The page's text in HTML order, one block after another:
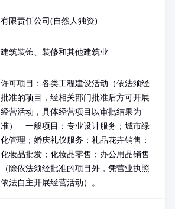
有限责任公司(自然人独资)
建筑装饰、装修和其他建筑业
许可项目：各类工程建设活动（依法须经
批准的项目，经相关部门批准后方可开展
经营活动，具体经营项目以审批结果为
准） 一般项目：专业设计服务；城市绿
化管理；婚庆礼仪服务；礼品花卉销售；
化妆品批发；化妆品零售；办公用品销售
（除依法须经批准的项目外，凭营业执照
依法自主开展经营活动）。